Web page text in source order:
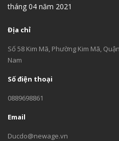
tháng 04 năm 2021
Địa chỉ
Số 58 Kim Mã, Phường Kim Mã,
Nam
Số điện thoại
0889698861
Email
Ducdo@newage.vn